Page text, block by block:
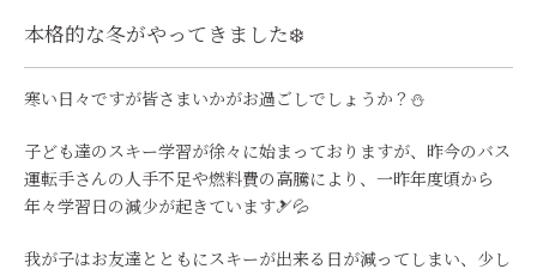
初診の
ご予約はこちら
Reservation
本格的な冬がやってきました❄️
寒い日々ですが皆さまいかがお過ごしでしょうか？⛄
子ども達のスキー学習が徐々に始まっておりますが、昨今のバス
運転手さんの人手不足や燃料費の高騰により、一昨年度頃から
年々学習日の減少が起きています🎿💦
我が子はお友達とともにスキーが出来る日が減ってしまい、少し